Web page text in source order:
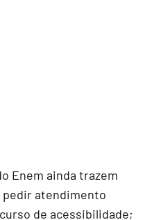
Enem ainda trazem
atendimento
de acessibilidade;